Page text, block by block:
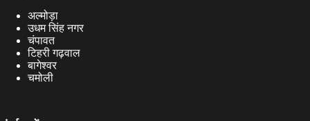
अल्मोड़ा
उधम सिंह नगर
चंपावत
टिहरी गढ़वाल
बागेश्वर
चमोली